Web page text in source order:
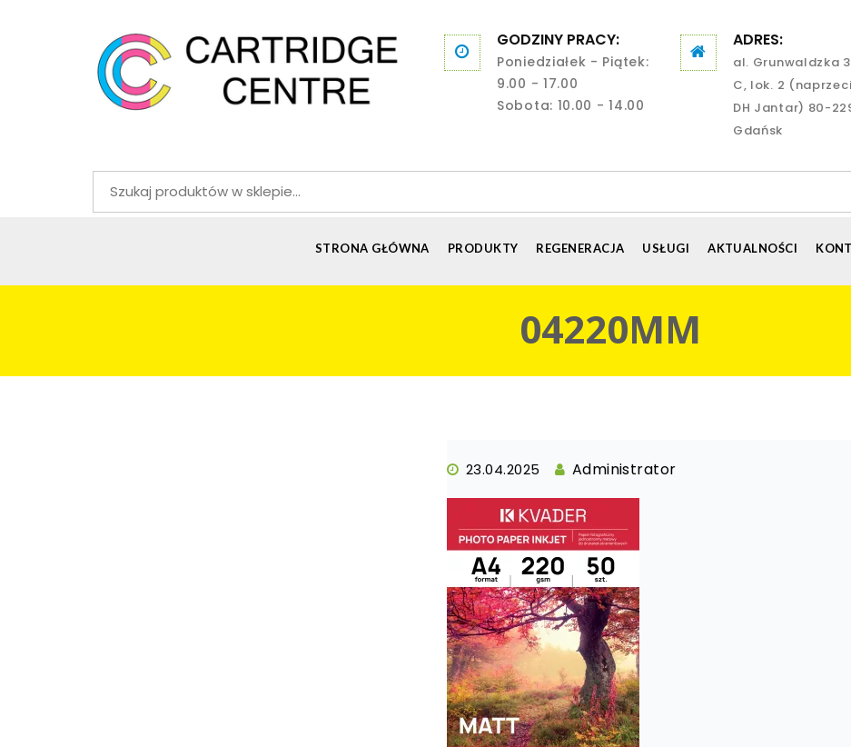
GODZINY PRACY:
Poniedziałek - Piątek:
9.00 - 17.00
Sobota: 10.00 - 14.00
ADRES:
al. Grunwaldzka
C, lok. 2
DH Jantar) 80-
Gdańsk
Szukaj:
STRONA GŁÓWNA PRODUKTY REGENERACJA USŁUGI AKTUALNOŚCI
04220MM
23.04.2025 Administrator